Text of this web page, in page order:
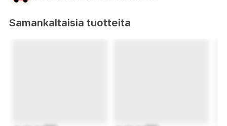
Samankaltaisia tuotteita